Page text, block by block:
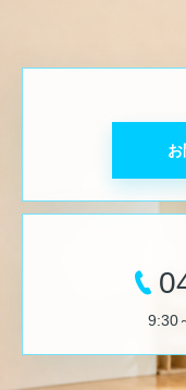
9:30